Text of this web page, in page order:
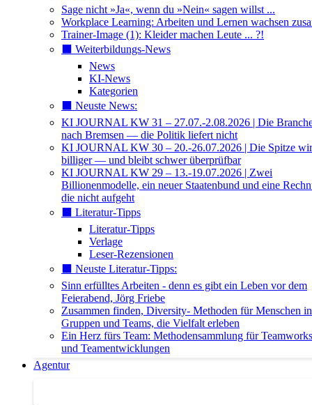
Sage nicht »Ja«, wenn du »Nein« sagen willst ...
Workplace Learning: Arbeiten und Lernen wachsen
Trainer-Image (1): Kleider machen Leute ... ?!
⬛️ Weiterbildungs-News
News
KI-News
Kategorien
⬛️ Neuste News:
KI JOURNAL KW 31 – 27.07.-2.08.2026 | Die
nach Bremsen — die Politik liefert nicht
KI JOURNAL KW 30 – 20.-26.07.2026 | Die Spitze
billiger — und bleibt schwer überprüfbar
KI JOURNAL KW 29 – 13.-19.07.2026 | Zwei
Billionenmodelle, ein neuer Staatenbund und eine
die nicht aufgeht
⬛️ Literatur-Tipps
Literatur-Tipps
Verlage
Leser-Rezensionen
⬛️ Neuste Literatur-Tipps:
Sinn erfülltes Arbeiten - denn es gibt ein Leben vor dem
Feierabend, Jörg Friebe
Zusammen finden, Diversity- Methoden für Menschen in
Gruppen und Teams, die Vielfalt erleben
Ein Herz fürs Team: Methodensammlung für
und Teamentwicklungen
Agentur